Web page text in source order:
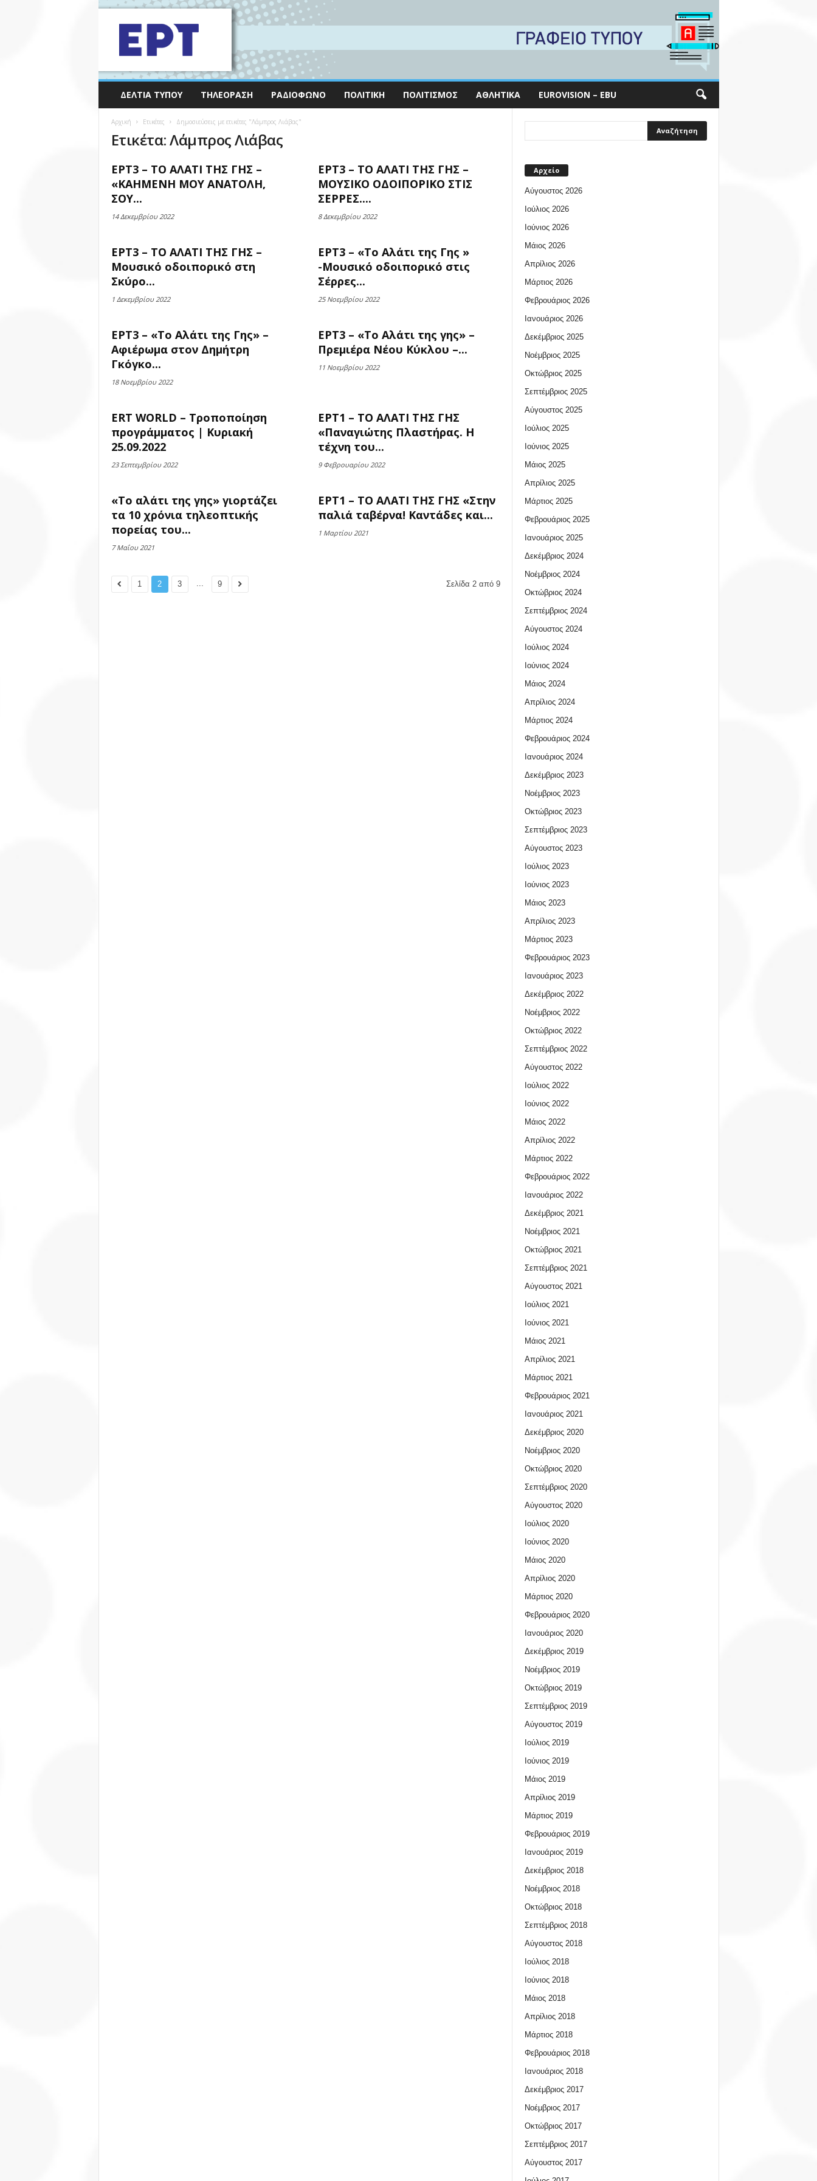
ΔΕΛΤΊΑ ΤΎΠΟΥ ΤΗΛΕΌΡΑΣΗ ΡΑΔΙΌΦΩΝΟ ΠΟΛΙΤΙΚΉ ΠΟΛΙΤΙΣΜΌΣ ΑΘΛΗΤΙΚΆ EUROVISION – EBU
Αρχική Ετικέτες Δημοσιεύσεις με ετικέτες "Λάμπρος Λιάβας"
Ετικέτα: Λάμπρος Λιάβας
ΕΡΤ3 – ΤΟ ΑΛΑΤΙ ΤΗΣ ΓΗΣ –
«ΚΑΗΜΕΝΗ ΜΟΥ ΑΝΑΤΟΛΗ,
ΣΟΥ...
14 Δεκεμβρίου 2022
ΕΡΤ3 – ΤΟ ΑΛΑΤΙ ΤΗΣ ΓΗΣ –
ΜΟΥΣΙΚΟ ΟΔΟΙΠΟΡΙΚΟ ΣΤΙΣ
ΣΕΡΡΕΣ....
8 Δεκεμβρίου 2022
ΕΡΤ3 – ΤΟ ΑΛΑΤΙ ΤΗΣ ΓΗΣ –
Μουσικό οδοιπορικό στη
Σκύρο...
1 Δεκεμβρίου 2022
ΕΡΤ3 – «Το Αλάτι της Γης »
-Μουσικό οδοιπορικό στις
Σέρρες...
25 Νοεμβρίου 2022
ΕΡΤ3 – «Το Αλάτι της Γης» –
Αφιέρωμα στον Δημήτρη
Γκόγκο...
18 Νοεμβρίου 2022
ΕΡΤ3 – «Το Αλάτι της γης» –
Πρεμιέρα Νέου Κύκλου –...
11 Νοεμβρίου 2022
ERT WORLD – Τροποποίηση
προγράμματος | Κυριακή
25.09.2022
23 Σεπτεμβρίου 2022
ΕΡΤ1 – ΤΟ ΑΛΑΤΙ ΤΗΣ ΓΗΣ
«Παναγιώτης Πλαστήρας. Η
τέχνη του...
9 Φεβρουαρίου 2022
«Το αλάτι της γης» γιορτάζει
τα 10 χρόνια τηλεοπτικής
πορείας του...
7 Μαΐου 2021
ΕΡΤ1 – ΤΟ ΑΛΑΤΙ ΤΗΣ ΓΗΣ «Στην
παλιά ταβέρνα! Καντάδες και...
1 Μαρτίου 2021
1 2 3 ... 9 Σελίδα 2 από 9
Αρχείο
Αύγουστος 2026
Ιούλιος 2026
Ιούνιος 2026
Μάιος 2026
Απρίλιος 2026
Μάρτιος 2026
Φεβρουάριος 2026
Ιανουάριος 2026
Δεκέμβριος 2025
Νοέμβριος 2025
Οκτώβριος 2025
Σεπτέμβριος 2025
Αύγουστος 2025
Ιούλιος 2025
Ιούνιος 2025
Μάιος 2025
Απρίλιος 2025
Μάρτιος 2025
Φεβρουάριος 2025
Ιανουάριος 2025
Δεκέμβριος 2024
Νοέμβριος 2024
Οκτώβριος 2024
Σεπτέμβριος 2024
Αύγουστος 2024
Ιούλιος 2024
Ιούνιος 2024
Μάιος 2024
Απρίλιος 2024
Μάρτιος 2024
Φεβρουάριος 2024
Ιανουάριος 2024
Δεκέμβριος 2023
Νοέμβριος 2023
Οκτώβριος 2023
Σεπτέμβριος 2023
Αύγουστος 2023
Ιούλιος 2023
Ιούνιος 2023
Μάιος 2023
Απρίλιος 2023
Μάρτιος 2023
Φεβρουάριος 2023
Ιανουάριος 2023
Δεκέμβριος 2022
Νοέμβριος 2022
Οκτώβριος 2022
Σεπτέμβριος 2022
Αύγουστος 2022
Ιούλιος 2022
Ιούνιος 2022
Μάιος 2022
Απρίλιος 2022
Μάρτιος 2022
Φεβρουάριος 2022
Ιανουάριος 2022
Δεκέμβριος 2021
Νοέμβριος 2021
Οκτώβριος 2021
Σεπτέμβριος 2021
Αύγουστος 2021
Ιούλιος 2021
Ιούνιος 2021
Μάιος 2021
Απρίλιος 2021
Μάρτιος 2021
Φεβρουάριος 2021
Ιανουάριος 2021
Δεκέμβριος 2020
Νοέμβριος 2020
Οκτώβριος 2020
Σεπτέμβριος 2020
Αύγουστος 2020
Ιούλιος 2020
Ιούνιος 2020
Μάιος 2020
Απρίλιος 2020
Μάρτιος 2020
Φεβρουάριος 2020
Ιανουάριος 2020
Δεκέμβριος 2019
Νοέμβριος 2019
Οκτώβριος 2019
Σεπτέμβριος 2019
Αύγουστος 2019
Ιούλιος 2019
Ιούνιος 2019
Μάιος 2019
Απρίλιος 2019
Μάρτιος 2019
Φεβρουάριος 2019
Ιανουάριος 2019
Δεκέμβριος 2018
Νοέμβριος 2018
Οκτώβριος 2018
Σεπτέμβριος 2018
Αύγουστος 2018
Ιούλιος 2018
Ιούνιος 2018
Μάιος 2018
Απρίλιος 2018
Μάρτιος 2018
Φεβρουάριος 2018
Ιανουάριος 2018
Δεκέμβριος 2017
Νοέμβριος 2017
Οκτώβριος 2017
Σεπτέμβριος 2017
Αύγουστος 2017